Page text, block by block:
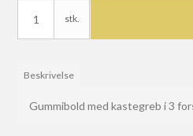
stk.
Beskrivelse
Gummibold med kastegreb i 3